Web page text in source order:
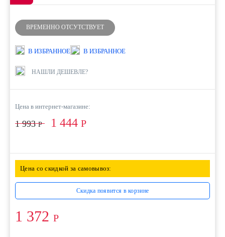
ВРЕМЕННО ОТСУТСТВУЕТ
В ИЗБРАННОЕ В ИЗБРАННОЕ
НАШЛИ ДЕШЕВЛЕ?
Цена в интернет-магазине:
1 993Р 1 444 Р
Цена со скидкой за самовывоз:
Скидка появится в корзине
1 372 Р